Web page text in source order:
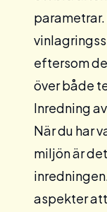
eftersom
över både
Inredning
När du har
miljön är
aspekter